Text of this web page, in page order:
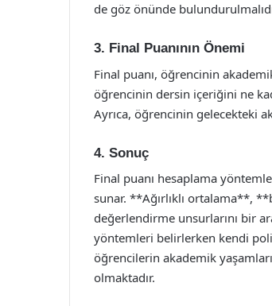
de göz önünde
3. Final Puanının Önemi
Final puanı, öğrencinin
öğrencinin dersin içeriğini ne
Ayrıca, öğrencinin gelecekteki
4. Sonuç
Final puanı hesaplama
sunar. **Ağırlıklı ortalama**,
değerlendirme unsurlarını bir
yöntemleri belirlerken kendi
öğrencilerin akademik
olmaktadır.